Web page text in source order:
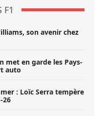
F1
son avenir chez
met en garde les Pays-
auto
: Loïc Serra tempère
26